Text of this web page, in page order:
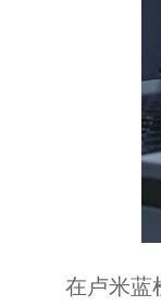
在卢米蓝